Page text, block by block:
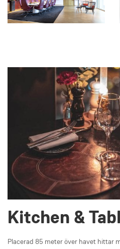
Kitchen &
Placerad 85 meter över havet hittar